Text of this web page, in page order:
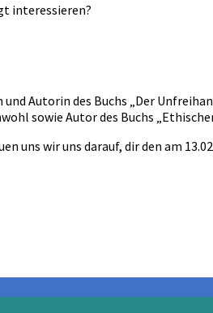
interessieren?
Autorin des Buchs „Der
sowie Autor des Buchs
uns wir uns darauf, dir den am